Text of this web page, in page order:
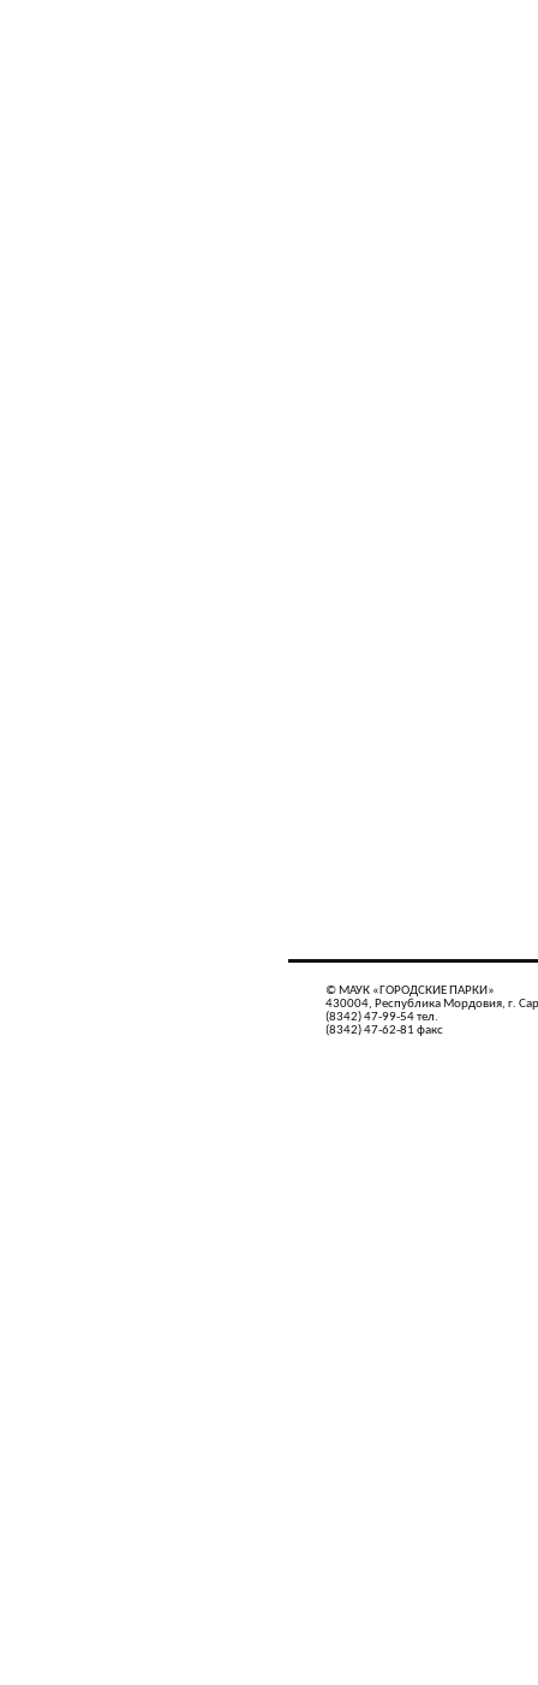
© МАУК «ГОРОДСКИЕ ПАРКИ»
430004, Республика Мордовия, г.
(8342) 47-99-54 тел.
(8342) 47-62-81 факс